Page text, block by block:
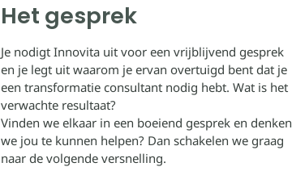
Het gesprek
Je nodigt Innovita uit voor een vrijblijvend gesprek
en je legt uit waarom je ervan overtuigd bent dat je
een transformatie consultant nodig hebt. Wat is het
verwachte resultaat?
Vinden we elkaar in een boeiend gesprek en denken
we jou te kunnen helpen? Dan schakelen we graag
naar de volgende versnelling.